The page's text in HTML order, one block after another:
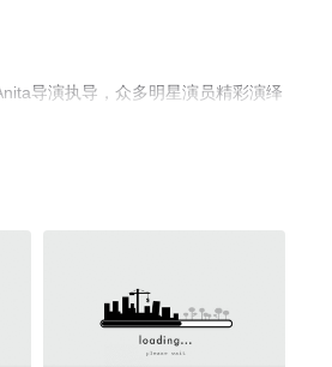
导演执导，众多明星演员精彩演绎
空电影网，更多相关信息可移步至